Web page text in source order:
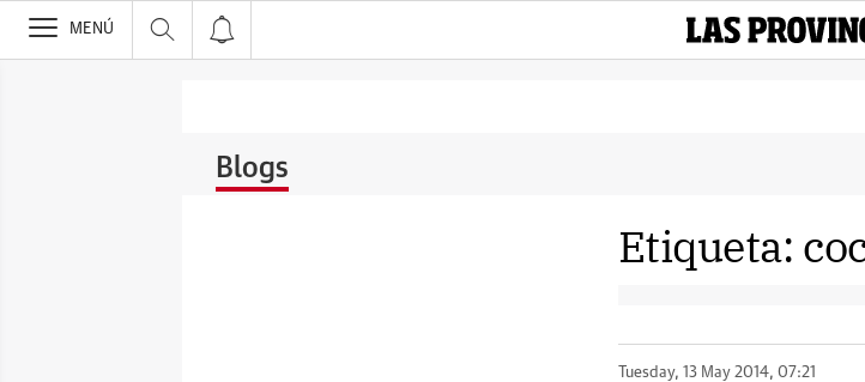
>
MENÚ
Blogs
Etiqueta:
Tuesday, 13 May 2014, 07:21